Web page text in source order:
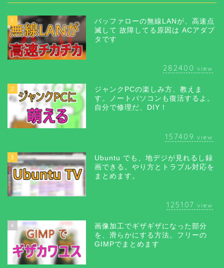
1
バッファローの無線LANが、高速点
滅して 故障してる原因は ACアダプ
タです
282400 view
2
ジャンクPCの楽しみ方、教えま
す。ノートパソコンも復活するよ。
自分で修理だ、DIY！
157409 view
3
Ubuntu でも、地デジが見れるし録
画できる。やり方とトラブル対応を
まとめます。
125107 view
4
画像加工でギザギザになった部分
を、滑らかにする方法。フリーの
GIMPでまとめます